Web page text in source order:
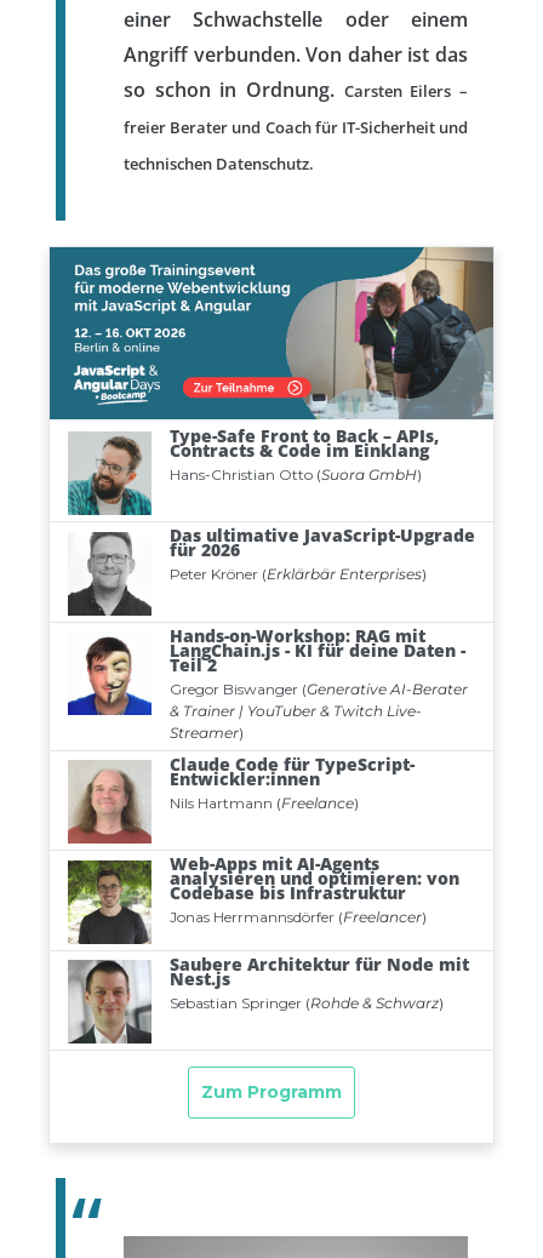
einer Schwachstelle oder einem
Angriff verbunden. Von daher ist das
so schon in Ordnung. Carsten Eilers –
freier Berater und Coach für IT-Sicherheit und
technischen Datenschutz.